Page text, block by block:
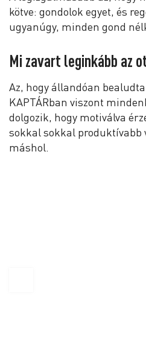
kötve: gondolok egyet, és
ugyanúgy, minden gond
Mi zavart leginkább az
Az, hogy állandóan
KAPTÁRban viszont
dolgozik, hogy motiválva
sokkal sokkal
máshol.